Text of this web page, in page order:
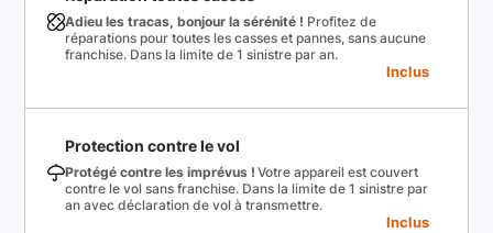
Adieu les tracas, bonjour la sérénité ! Profitez de
réparations pour toutes les casses et pannes, sans aucune
franchise. Dans la limite de 1 sinistre par an.
Inclus
Protection contre le vol
Protégé contre les imprévus ! Votre appareil est couvert
contre le vol sans franchise. Dans la limite de 1 sinistre par
an avec déclaration de vol à transmettre.
Inclus